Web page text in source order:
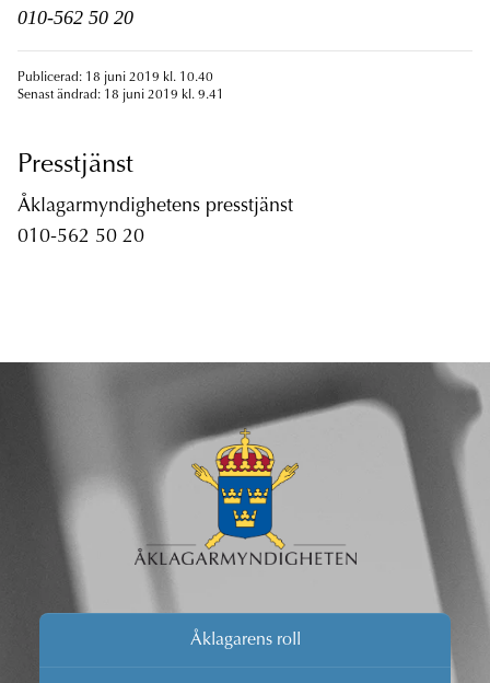
010-562 50 20
Publicerad: 18 juni 2019 kl. 10.40
Senast ändrad: 18 juni 2019 kl. 9.41
Presstjänst
Åklagarmyndighetens presstjänst
010-562 50 20
Åklagarens roll